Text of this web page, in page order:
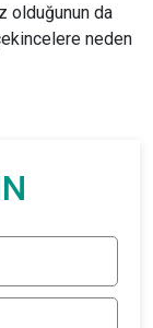
olduğunun da
neden